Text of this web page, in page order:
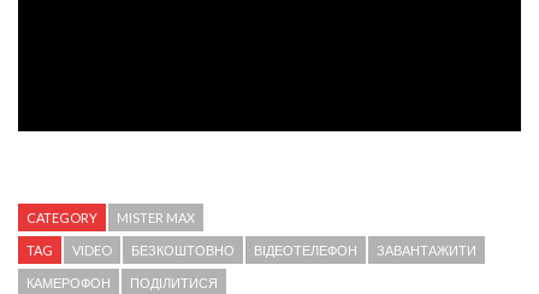
CATEGORY MISTER MAX
TAG VIDEO БЕЗКОШТОВНО ВІДЕОТЕЛЕФОН ЗАВАНТАЖИТИ
КАМЕРОФОН ПОДІЛИТИСЯ